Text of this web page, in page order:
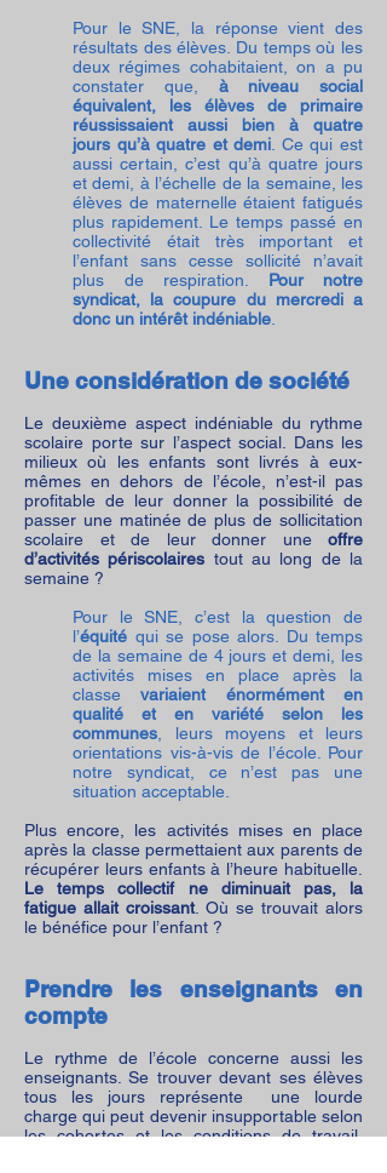
Pour le SNE, la réponse vient des
résultats des élèves. Du temps où les
deux régimes cohabitaient, on a pu
constater que, à niveau social
équivalent, les élèves de primaire
réussissaient aussi bien à quatre
jours qu’à quatre et demi . Ce qui est
aussi certain, c’est qu’à quatre jours
et demi, à l’échelle de la semaine, les
élèves de maternelle étaient fatigués
plus rapidement. Le temps passé en
collectivité était très important et
l’enfant sans cesse sollicité n’avait
plus de respiration. Pour notre
syndicat, la coupure du mercredi a
donc un intérêt indéniable
Une considération de société
Le deuxième aspect indéniable du rythme
scolaire porte sur l’aspect social. Dans les
milieux où les enfants sont livrés à eux-
mêmes en dehors de l’école, n’est-il pas
profitable de leur donner la possibilité de
passer une matinée de plus de sollicitation
scolaire et de leur donner une offre
d’activités périscolaires tout au long de la
semaine ?
Pour le SNE, c’est la question de
l’équité qui se pose alors. Du temps
de la semaine de 4 jours et demi, les
activités mises en place après la
classevariaient énormément en
qualité et en variété selon les
communes , leurs moyens et leurs
orientations vis-à-vis de l’école. Pour
notre syndicat, ce n’est pas une
situation acceptable.
Plus encore, les activités mises en place
après la classe permettaient aux parents de
récupérer leurs enfants à l’heure habituelle.
Le temps collectif ne diminuait pas, la
fatigue allait croissant. Où se trouvait alors
le bénéfice pour l’enfant ?
Prendre les enseignants en
compte
Le rythme de l’école concerne aussi les
enseignants. Se trouver devant ses élèves
tous les jours représente une lourde
charge qui peut devenir insupportable selon
les cohortes et les conditions de travail.